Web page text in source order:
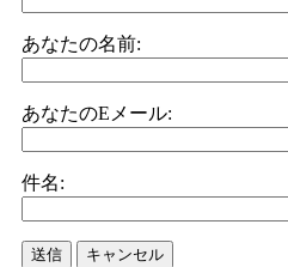
あなたの名前:
あなたのEメール:
件名:
送信 キャンセル